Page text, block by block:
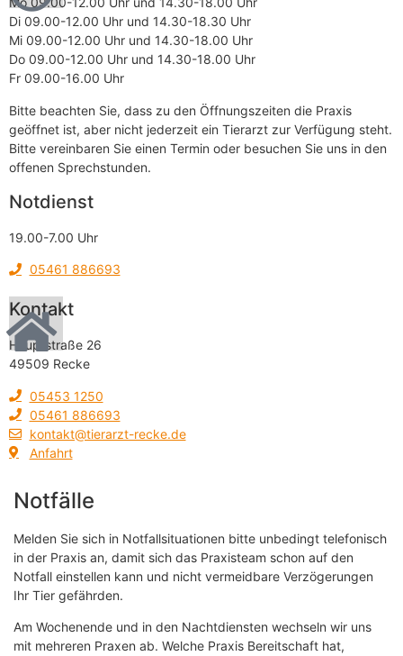
Di 09.00-12.00 Uhr und 14.30-18.30 Uhr
Mi 09.00-12.00 Uhr und 14.30-18.00 Uhr
Do 09.00-12.00 Uhr und 14.30-18.00 Uhr
Fr 09.00-16.00 Uhr
Bitte beachten Sie, dass zu den Öffnungszeiten die Praxis
geöffnet ist, aber nicht jederzeit ein Tierarzt zur Verfügung steht.
Bitte vereinbaren Sie einen Termin oder besuchen Sie uns in den
offenen Sprechstunden.
Notdienst
19.00-7.00 Uhr
05461 886693
Kontakt
Hauptstraße 26
49509 Recke
05453 1250
05461 886693
kontakt@tierarzt-recke.de
Anfahrt
Notfälle
Melden Sie sich in Notfallsituationen bitte unbedingt telefonisch
in der Praxis an, damit sich das Praxisteam schon auf den
Notfall einstellen kann und nicht vermeidbare Verzögerungen
Ihr Tier gefährden.
Am Wochenende und in den Nachtdiensten wechseln wir uns
mit mehreren Praxen ab. Welche Praxis Bereitschaft hat,